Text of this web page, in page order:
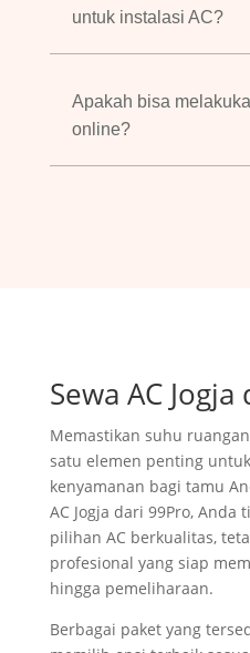
untuk instalasi AC?
Apakah bisa
online?
Sewa AC
Memastikan suhu
satu elemen penting
kenyamanan bagi tamu
AC Jogja dari 99Pro,
pilihan AC berkualitas,
profesional yang siap
hingga pemeliharaan.
Berbagai paket yang